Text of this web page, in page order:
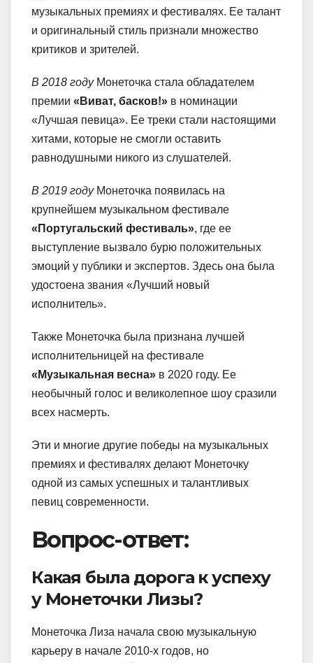
музыкальных премиях и фестивалях. Ее талант
и оригинальный стиль признали множество
критиков и зрителей.
В 2018 годуМонеточка стала обладателем
премии «Виват, басков!» в номинации
«Лучшая певица». Ее треки стали настоящими
хитами, которые не смогли оставить
равнодушными никого из слушателей.
В 2019 годуМонеточка появилась на
крупнейшем музыкальном фестивале
«Португальский фестиваль», где ее
выступление вызвало бурю положительных
эмоций у публики и экспертов. Здесь она была
удостоена звания «Лучший новый
исполнитель».
Также Монеточка была признана лучшей
исполнительницей на фестивале
«Музыкальная весна» в 2020 году. Ее
необычный голос и великолепное шоу сразили
всех насмерть.
Эти и многие другие победы на музыкальных
премиях и фестивалях делают Монеточку
одной из самых успешных и талантливых
певиц современности.
Вопрос-ответ:
Какая была дорога к успеху
у Монеточки Лизы?
Монеточка Лиза начала свою музыкальную
карьеру в начале 2010-х годов, но